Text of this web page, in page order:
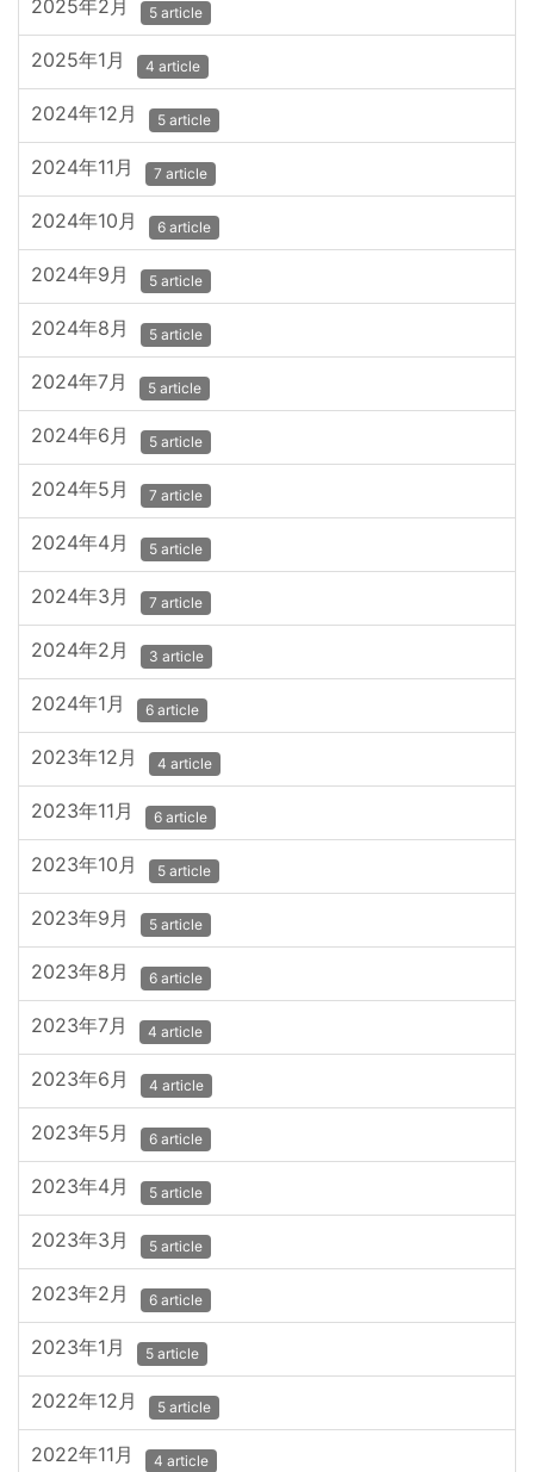
2025年2月 5 article
2025年1月 4 article
2024年12月 5 article
2024年11月 7 article
2024年10月 6 article
2024年9月 5 article
2024年8月 5 article
2024年7月 5 article
2024年6月 5 article
2024年5月 7 article
2024年4月 5 article
2024年3月 7 article
2024年2月 3 article
2024年1月 6 article
2023年12月 4 article
2023年11月 6 article
2023年10月 5 article
2023年9月 5 article
2023年8月 6 article
2023年7月 4 article
2023年6月 4 article
2023年5月 6 article
2023年4月 5 article
2023年3月 5 article
2023年2月 6 article
2023年1月 5 article
2022年12月 5 article
2022年11月 4 article